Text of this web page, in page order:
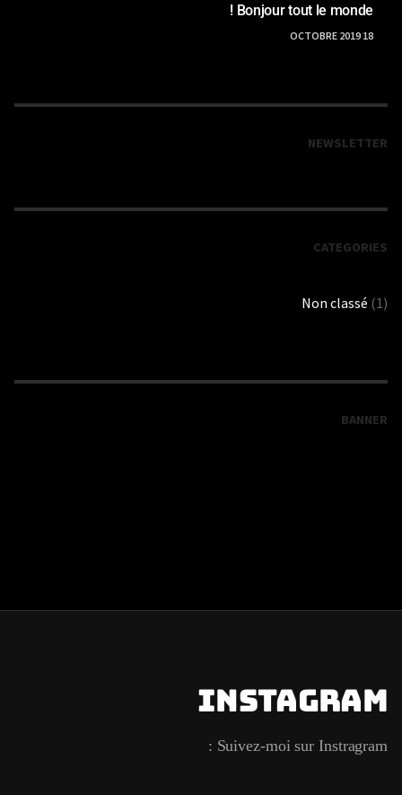
Bonjour tout le monde !
18 OCTOBRE 2019
NEWSLETTER
CATEGORIES
Non classé (1)
BANNER
Instagram
Suivez-moi sur Instragram :